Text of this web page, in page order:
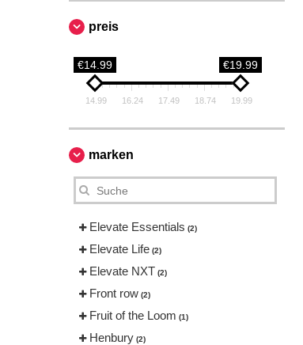
preis
€14.99 €19.99
14.99 16.24 17.49 18.74 19.99
marken
Elevate Essentials (2)
Elevate Life (2)
Elevate NXT (2)
Front row (2)
Fruit of the Loom (1)
Henbury (2)